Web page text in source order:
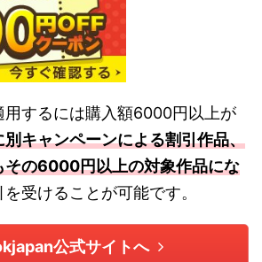
用するには購入額6000円以上が
別キャンペーンによる割引作品、
その6000円以上の対象作品にな
受けることが可能です。
公式サイトへ